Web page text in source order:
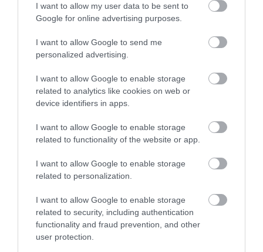
I want to allow my user data to be sent to
Google for online advertising purposes.
I want to allow Google to send me
personalized advertising.
I want to allow Google to enable storage
related to analytics like cookies on web or
device identifiers in apps.
I want to allow Google to enable storage
related to functionality of the website or app.
I want to allow Google to enable storage
related to personalization.
I want to allow Google to enable storage
related to security, including authentication
functionality and fraud prevention, and other
user protection.
Bolgar Kris
Klasszikus lehúzós hely a
legócskább fajtából. Pl.
ásványvízből az étlapon van
800 Ft-os meg 350 Ft-os de az
olcsóbb persze "nincs", és
nem adnak helyette se szódát,
se csapvizet a legnagyobb
hőségben se, 5 ezer forintos
egyéb fogyasztás mellett se.
Savanyú, gyanakvó, alattomos
tekintetű személyzet, a
fentiekkel összhangban.
Kétszer voltam itt, először és
Jelentés